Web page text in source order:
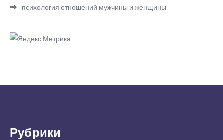
психология отношений мужчины и женщины
Рубрики